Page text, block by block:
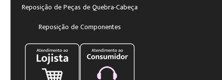
Reposição de Peças de Quebra-Cabeça
Reposição de Componentes